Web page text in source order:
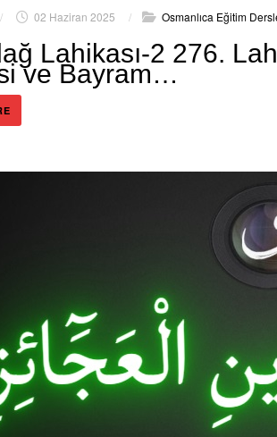
/ 02 Haziran 2025 / Osmanlıca Eğitim
Lahikası-2 276.
ve Bayram…